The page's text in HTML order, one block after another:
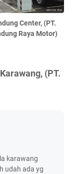
Center, (PT.
Raya Motor)
(PT.
karawang
udah ada yg